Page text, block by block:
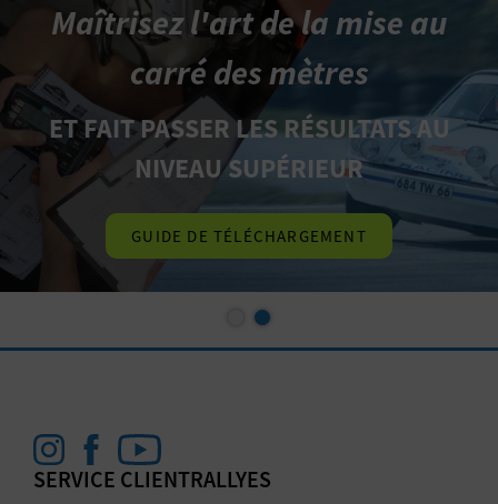
Maîtrisez l'art de la mise au
carré des mètres
ET FAIT PASSER LES RÉSULTATS AU
NIVEAU SUPÉRIEUR
GUIDE DE TÉLÉCHARGEMENT
SERVICE CLIENTRALLYES